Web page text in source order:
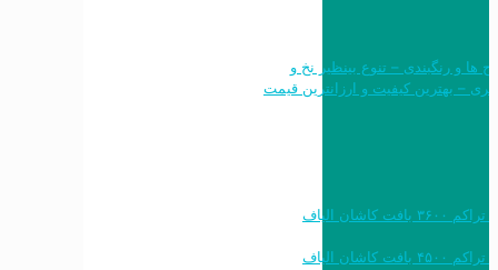
طرح ها و رنگبندی – تنوع بینظیر نخ و
خرید به قیمت فرش ماشینی ۱۲۰۰ شانه تراکم ۳۶۰۰ بافت کاشان الیاف
خرید به قیمت فرش ماشینی ۱۵۰۰ شانه تراکم ۴۵۰۰ بافت کاشان الیاف